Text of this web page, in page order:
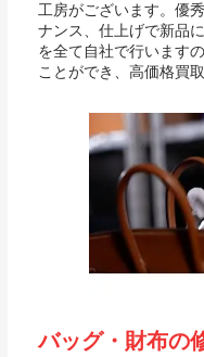
工房がございます。優
ナンス、仕上げで新品
を全て自社で行います
ことができ、高価格買
バッグ・財布の